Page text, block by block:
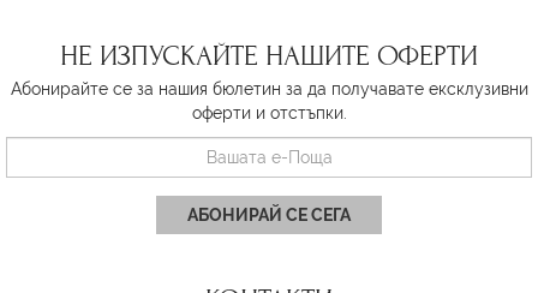
НЕ ИЗПУСКАЙТЕ НАШИТЕ ОФЕРТИ
Абонирайте се за нашия бюлетин за да получавате ексклузивни
оферти и отстъпки.
АБОНИРАЙ СЕ СЕГА